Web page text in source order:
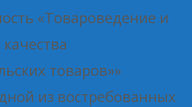
«Товароведение и
товаров»»
из востребованных